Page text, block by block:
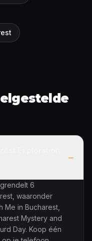
–
6
waaronder
Me in Bucharest,
Mystery and
Day. Koop één